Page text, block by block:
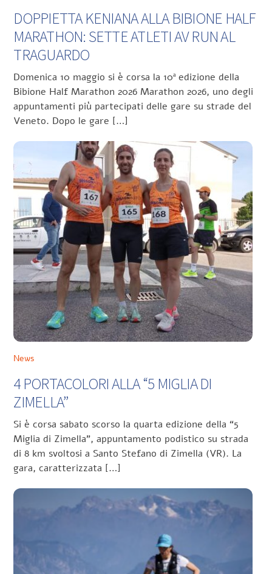
DOPPIETTA KENIANA ALLA BIBIONE HALF
MARATHON: SETTE ATLETI AV RUN AL
TRAGUARDO
Domenica 10 maggio si è corsa la 10ª edizione della
Bibione Half Marathon 2026 Marathon 2026, uno degli
appuntamenti più partecipati delle gare su strade del
Veneto. Dopo le gare […]
News
4 PORTACOLORI ALLA “5 MIGLIA DI
ZIMELLA”
Si è corsa sabato scorso la quarta edizione della “5
Miglia di Zimella”, appuntamento podistico su strada
di 8 km svoltosi a Santo Stefano di Zimella (VR). La
gara, caratterizzata […]